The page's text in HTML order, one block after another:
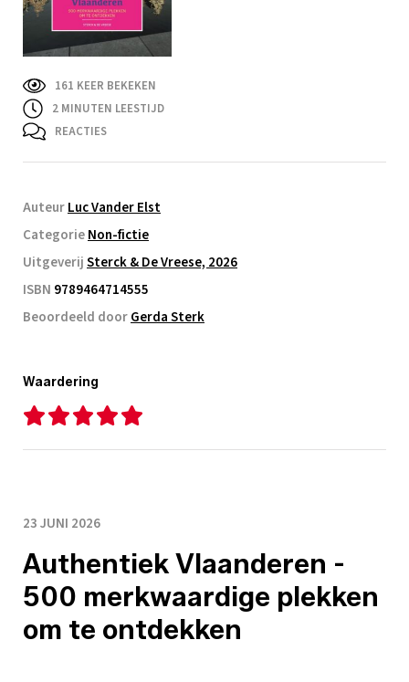
161 KEER BEKEKEN
2 MINUTEN LEESTIJD
REACTIES
AuteurLuc Vander Elst
CategorieNon-fictie
UitgeverijSterck & De Vreese, 2026
ISBN 9789464714555
Beoordeeld doorGerda Sterk
Waardering
23 JUNI 2026
Authentiek Vlaanderen -
500 merkwaardige plekken
om te ontdekken